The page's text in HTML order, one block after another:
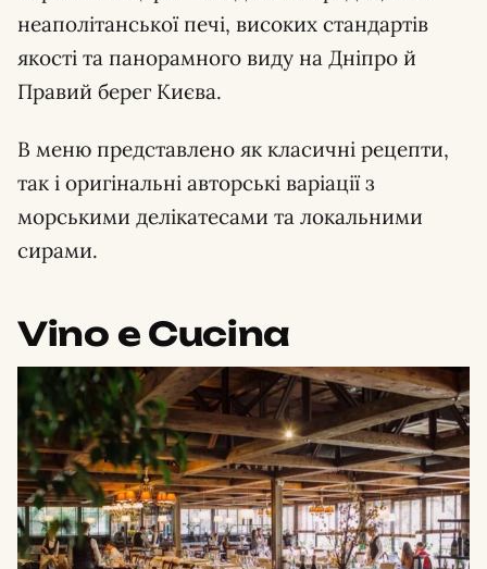
неаполітанської печі, високих стандартів
якості та панорамного виду на Дніпро й
Правий берег Києва.
В меню представлено як класичні рецепти,
так і оригінальні авторські варіації з
морськими делікатесами та локальними
сирами.
Vino e Cucina